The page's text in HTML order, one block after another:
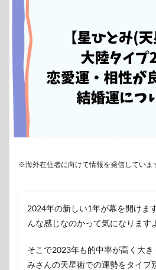
※海外在住者に向けて情報を発信していま
2024年の新しい1年が幕を開けま
んな感じなのかって気になります
そこで2023年も的中率が高く大
みさんの天星術での運勢をタイプ